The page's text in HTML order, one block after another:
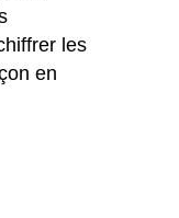
les
en